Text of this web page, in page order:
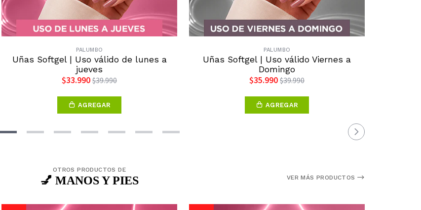
PALUMBO
Uñas Softgel | Uso válido de lunes a
jueves
$33.990 $39.990
AGREGAR
PALUMBO
Uñas Softgel | Uso válido Viernes a
Domingo
$35.990 $39.990
AGREGAR
OTROS PRODUCTOS DE
💅 MANOS Y PIES VER MÁS PRODUCTOS